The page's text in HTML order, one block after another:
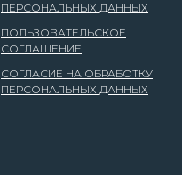
ПЕРСОНАЛЬНЫХ ДАННЫХ
ПОЛЬЗОВАТЕЛЬСКОЕ
СОГЛАШЕНИЕ
СОГЛАСИЕ НА ОБРАБОТКУ
ПЕРСОНАЛЬНЫХ ДАННЫХ